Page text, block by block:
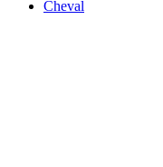
Cheval